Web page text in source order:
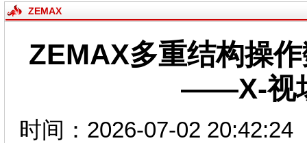
ZEMAX
ZEMAX多重结构操
——X-视
时间：2026-07-02